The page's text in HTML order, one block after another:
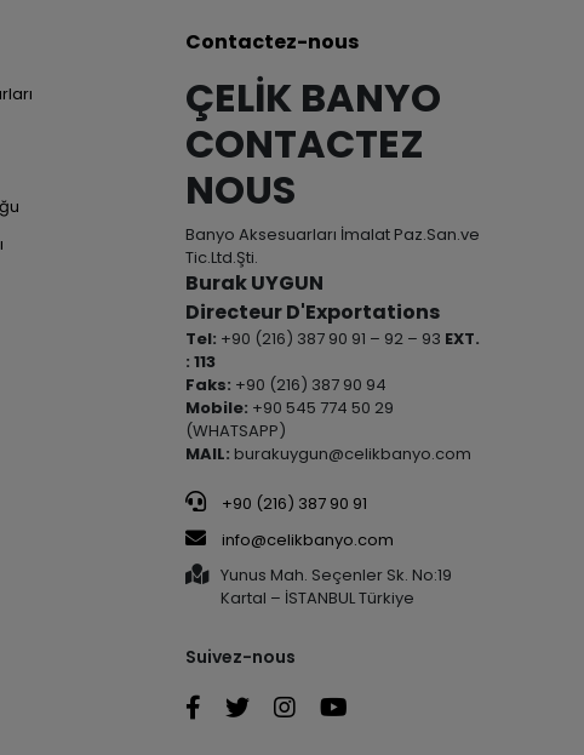
Contactez-nous
ÇELİK BANYO
CONTACTEZ
NOUS
Banyo Aksesuarları İmalat Paz.San.ve
Tic.Ltd.Şti.
Burak UYGUN
Directeur D'Exportations
Tel: +90 (216) 387 90 91 – 92 – 93 EXT.
: 113
Faks: +90 (216) 387 90 94
Mobile: +90 545 774 50 29
(WHATSAPP)
MAIL: burakuygun@celikbanyo.com
+90 (216) 387 90 91
info@celikbanyo.com
Yunus Mah. Seçenler Sk. No:19
Kartal – İSTANBUL Türkiye
Suivez-nous